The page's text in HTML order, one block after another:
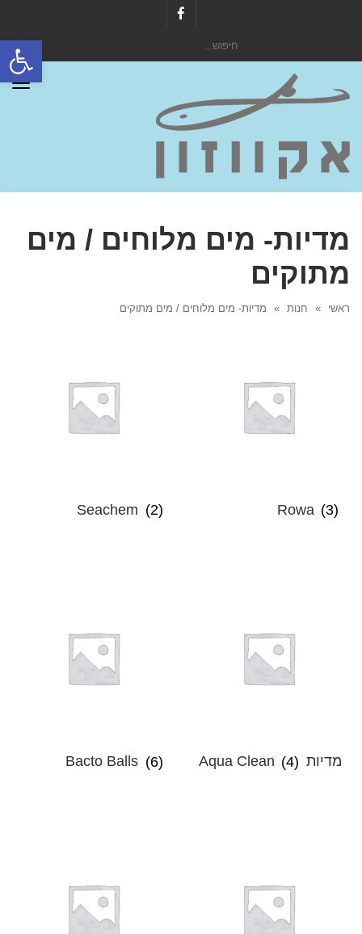
פתח
מדיות- מים מלוחים / מים
מתוקים
ראשי » חנות » מדיות- מים מלוחים / מים מתוקים
Rowa (3)
Seachem (2)
מדיות Aqua Clean (4)
Bacto Balls (6)